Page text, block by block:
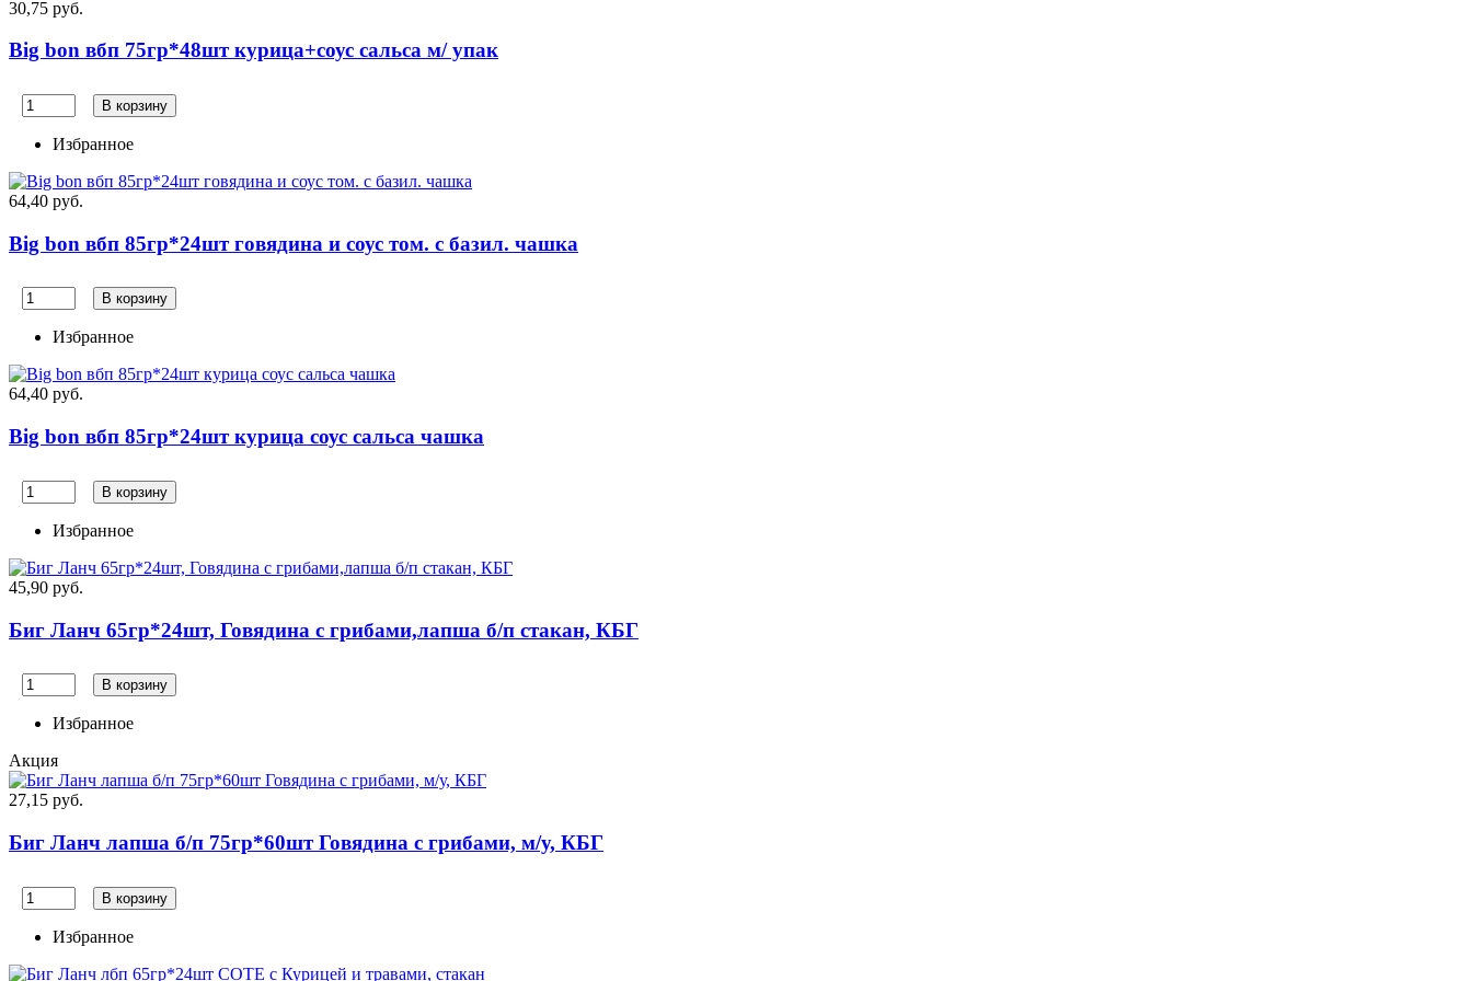
30,75 руб.
Big bon вбп 75гр*48шт курица+соус сальса м/ упак
В корзину
Избранное
64,40 руб.
Big bon вбп 85гр*24шт говядина и соус том. с базил. чашка
В корзину
Избранное
64,40 руб.
Big bon вбп 85гр*24шт курица соус сальса чашка
В корзину
Избранное
45,90 руб.
Биг Ланч 65гр*24шт, Говядина с грибами,лапша б/п стакан, КБГ
В корзину
Избранное
Акция
27,15 руб.
Биг Ланч лапша б/п 75гр*60шт Говядина с грибами, м/у, КБГ
В корзину
Избранное